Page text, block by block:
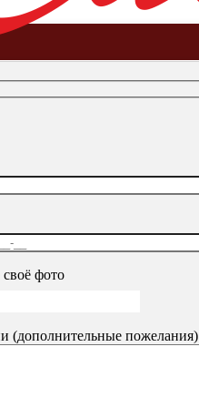
фото
(дополнительные пожелания)
купе